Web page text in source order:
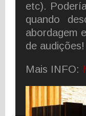
etc).
quando
abordagem
de audições!
Mais INFO: